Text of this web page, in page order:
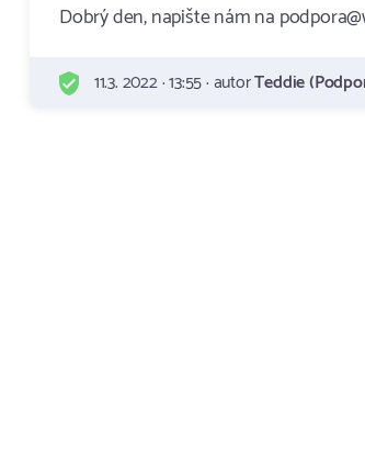
Dobrý den, napište nám na
11.3. 2022 · 13:55 · autorTeddie